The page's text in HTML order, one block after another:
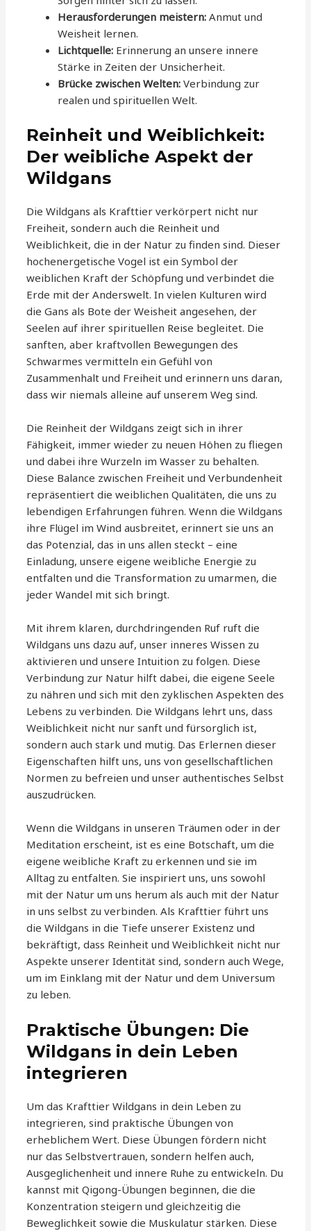
Herausforderungen meistern: Anmut und
Weisheit lernen.
Lichtquelle: Erinnerung an unsere innere
Stärke in Zeiten der Unsicherheit.
Brücke zwischen Welten: Verbindung zur
realen und spirituellen Welt.
Reinheit und Weiblichkeit:
Der weibliche Aspekt der
Wildgans
Die Wildgans als Krafttier verkörpert nicht nur
Freiheit, sondern auch die Reinheit und
Weiblichkeit, die in der Natur zu finden sind. Dieser
hochenergetische Vogel ist ein Symbol der
weiblichen Kraft der Schöpfung und verbindet die
Erde mit der Anderswelt. In vielen Kulturen wird
die Gans als Bote der Weisheit angesehen, der
Seelen auf ihrer spirituellen Reise begleitet. Die
sanften, aber kraftvollen Bewegungen des
Schwarmes vermitteln ein Gefühl von
Zusammenhalt und Freiheit und erinnern uns daran,
dass wir niemals alleine auf unserem Weg sind.
Die Reinheit der Wildgans zeigt sich in ihrer
Fähigkeit, immer wieder zu neuen Höhen zu fliegen
und dabei ihre Wurzeln im Wasser zu behalten.
Diese Balance zwischen Freiheit und Verbundenheit
repräsentiert die weiblichen Qualitäten, die uns zu
lebendigen Erfahrungen führen. Wenn die Wildgans
ihre Flügel im Wind ausbreitet, erinnert sie uns an
das Potenzial, das in uns allen steckt – eine
Einladung, unsere eigene weibliche Energie zu
entfalten und die Transformation zu umarmen, die
jeder Wandel mit sich bringt.
Mit ihrem klaren, durchdringenden Ruf ruft die
Wildgans uns dazu auf, unser inneres Wissen zu
aktivieren und unsere Intuition zu folgen. Diese
Verbindung zur Natur hilft dabei, die eigene Seele
zu nähren und sich mit den zyklischen Aspekten des
Lebens zu verbinden. Die Wildgans lehrt uns, dass
Weiblichkeit nicht nur sanft und fürsorglich ist,
sondern auch stark und mutig. Das Erlernen dieser
Eigenschaften hilft uns, uns von gesellschaftlichen
Normen zu befreien und unser authentisches Selbst
auszudrücken.
Wenn die Wildgans in unseren Träumen oder in der
Meditation erscheint, ist es eine Botschaft, um die
eigene weibliche Kraft zu erkennen und sie im
Alltag zu entfalten. Sie inspiriert uns, uns sowohl
mit der Natur um uns herum als auch mit der Natur
in uns selbst zu verbinden. Als Krafttier führt uns
die Wildgans in die Tiefe unserer Existenz und
bekräftigt, dass Reinheit und Weiblichkeit nicht nur
Aspekte unserer Identität sind, sondern auch Wege,
um im Einklang mit der Natur und dem Universum
zu leben.
Praktische Übungen: Die
Wildgans in dein Leben
integrieren
Um das Krafttier Wildgans in dein Leben zu
integrieren, sind praktische Übungen von
erheblichem Wert. Diese Übungen fördern nicht
nur das Selbstvertrauen, sondern helfen auch,
Ausgeglichenheit und innere Ruhe zu entwickeln. Du
kannst mit Qigong-Übungen beginnen, die die
Konzentration steigern und gleichzeitig die
Beweglichkeit sowie die Muskulatur stärken. Diese